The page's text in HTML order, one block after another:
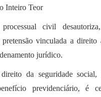
Inteiro Teor
civil
vinculada a direito
jurídico.
da seguridade social,
previdenciário, é